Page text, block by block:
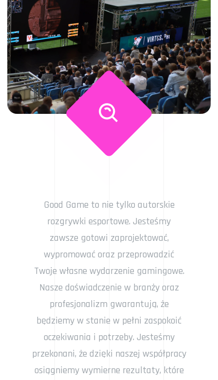
Good Game to nie tylko autorskie
rozgrywki esportowe. Jesteśmy
zawsze gotowi zaprojektować,
wypromować oraz przeprowadzić
Twoje własne wydarzenie gamingowe.
Nasze doświadczenie w branży oraz
profesjonalizm gwarantują, że
będziemy w stanie w pełni zaspokoić
oczekiwania i potrzeby. Jesteśmy
przekonani, że dzięki naszej współpracy
osiągniemy wymierne rezultaty, które